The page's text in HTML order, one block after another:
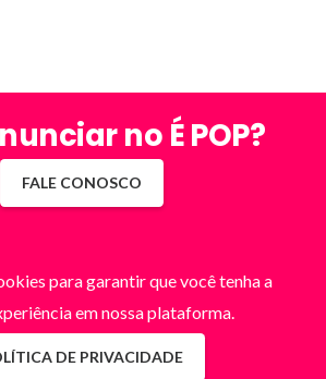
no É POP?
FALE CONOSCO
para garantir que você tenha a
em nossa plataforma.
DE PRIVACIDADE